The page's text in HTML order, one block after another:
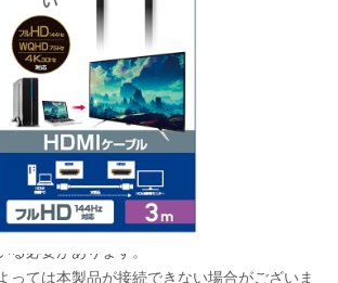
でも使用できるフルHD144Hz対応
いスリムタイプ
すいコンパクトなコネクタ
）に対応
像度・リフレッシュレートは接続する機器が
る必要があります。
っては本製品が接続できない場合がございま